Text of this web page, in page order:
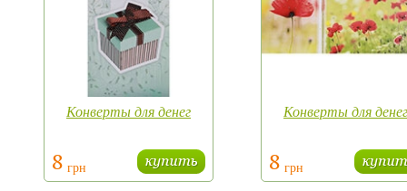
Конверты для денег
8 грн
Конверты для денег
8 грн